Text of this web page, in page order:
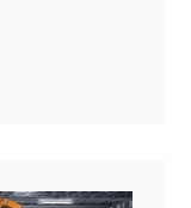
，从而起到